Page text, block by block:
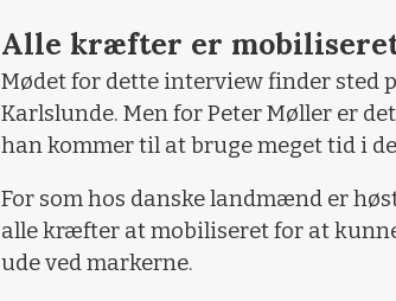
Alle kræfter er
Mødet for dette interview finder sted
Karlslunde. Men for Peter Møller er
han kommer til at bruge meget tid i
For som hos danske landmænd er
alle kræfter at mobiliseret for at
ude ved markerne.